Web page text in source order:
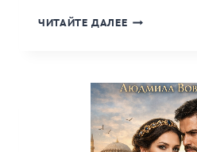
ЧИТАЙТЕ ДАЛЕЕ «ПОД
КОРОЛЕВЫ.»